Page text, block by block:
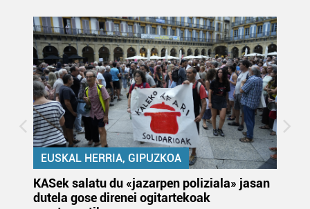
EUSKAL HERRIA, GIPUZKOA
KASek salatu du «jazarpen poliziala» jasan
dutela gose direnei ogitartekoak